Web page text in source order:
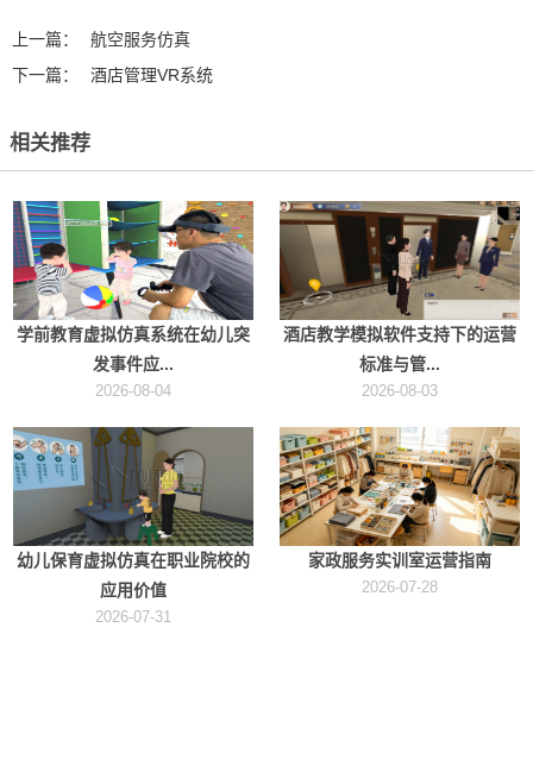
上一篇：
航空服务仿真
下一篇：
酒店管理VR系统
相关推荐
学前教育虚拟仿真系统在幼儿突
发事件应...
2026-08-04
酒店教学模拟软件支持下的运营
标准与管...
2026-08-03
幼儿保育虚拟仿真在职业院校的
应用价值
2026-07-31
家政服务实训室运营指南
2026-07-28